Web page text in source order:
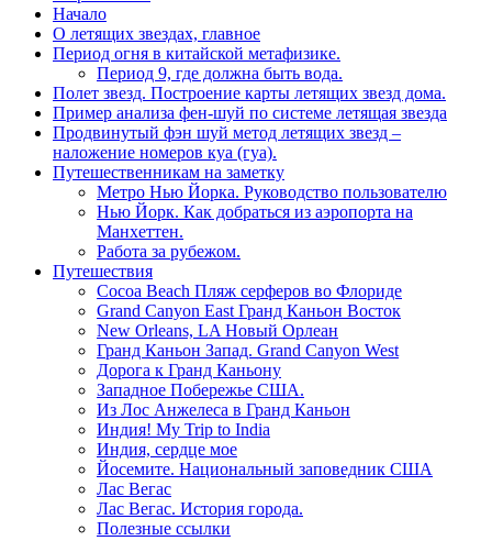
Начало
О летящих звездах, главное
Период огня в китайской метафизике.
Период 9, где должна быть вода.
Полет звезд. Построение карты летящих звезд дома.
Пример анализа фен-шуй по системе летящая звезда
Продвинутый фэн шуй метод летящих звезд –
наложение номеров куа (гуа).
Путешественникам на заметку
Метро Нью Йорка. Руководство пользователю
Нью Йорк. Как добраться из аэропорта на
Манхеттен.
Работа за рубежом.
Путешествия
Cocoa Beach Пляж серферов во Флориде
Grand Canyon East Гранд Каньон Восток
New Orleans, LA Новый Орлеан
Гранд Каньон Запад. Grand Canyon West
Дорога к Гранд Каньону
Западное Побережье США.
Из Лос Анжелеса в Гранд Каньон
Индия! My Trip to India
Индия, сердце мое
Йосемите. Национальный заповедник США
Лас Вегас
Лас Вегас. История города.
Полезные ссылки